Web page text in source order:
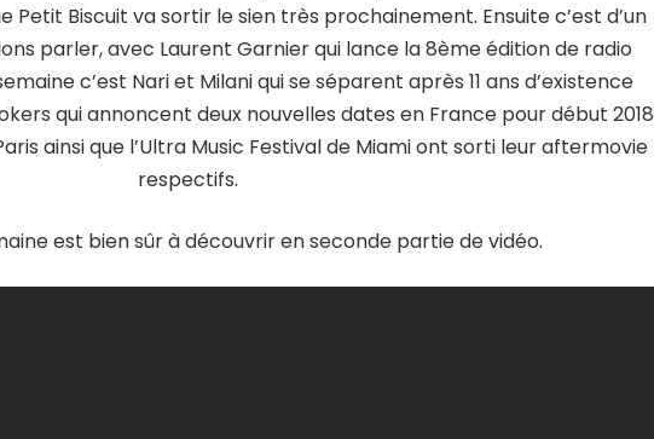
Petit Biscuit va sortir le sien très prochainement. Ensuite c’est d’un
parler, avec Laurent Garnier qui lance la 8ème édition de radio
c’est Nari et Milani qui se séparent après 11 ans d’existence
qui annoncent deux nouvelles dates en France pour début 2018
ainsi que l’Ultra Music Festival de Miami ont sorti leur aftermovie
respectifs.
est bien sûr à découvrir en seconde partie de vidéo.